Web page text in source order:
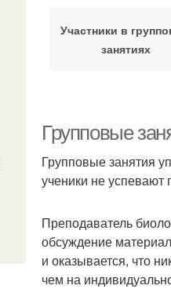
Участники в
занятиях
занятия
Групповые
Групповые занятия
ученики не успевают
Преподаватель
обсуждение
и оказывается, что
чем на